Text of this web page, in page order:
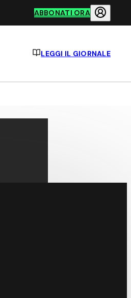
ABBONATI ORA
LEGGI IL GIORNALE